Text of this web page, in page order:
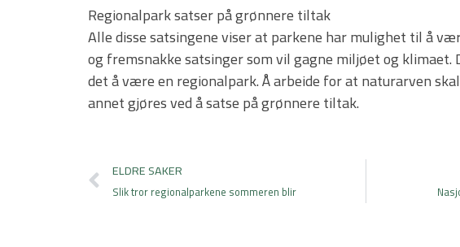
Regionalpark satser på grønnere tiltak
Alle disse satsingene viser at parkene har mulighet til å
og fremsnakke satsinger som vil gagne miljøet og klimaet.
det å være en regionalpark. Å arbeide for at naturarven
annet gjøres ved å satse på grønnere tiltak.
Prev
ELDRE SAKER
Slik tror regionalparkene sommeren blir